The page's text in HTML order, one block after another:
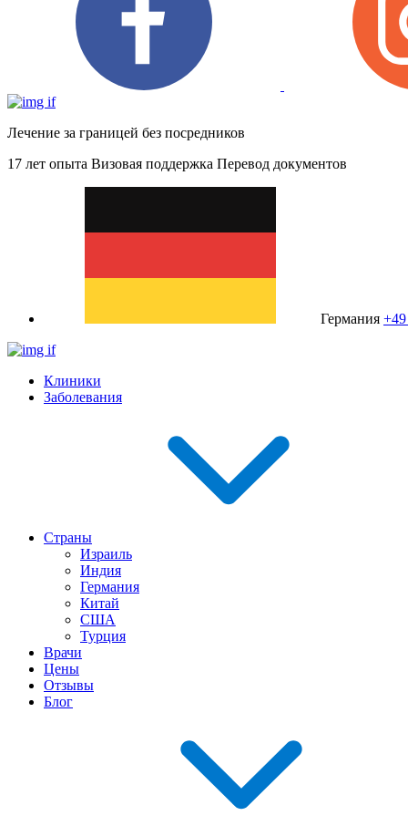
Лечение за границей без посредников
17 лет опыта Визовая поддержка Перевод документов
Германия
Клиники
Заболевания
Страны
Израиль
Индия
Германия
Китай
США
Турция
Врачи
Цены
Отзывы
Блог